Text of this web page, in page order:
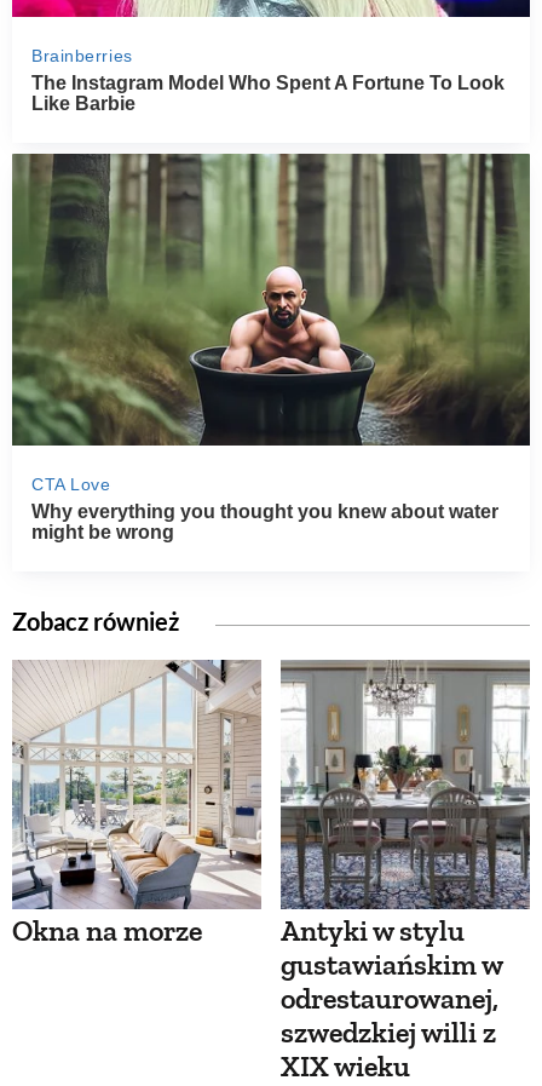
Zobacz również
Okna na morze
Antyki w stylu
gustawiańskim w
odrestaurowanej,
szwedzkiej willi z
XIX wieku